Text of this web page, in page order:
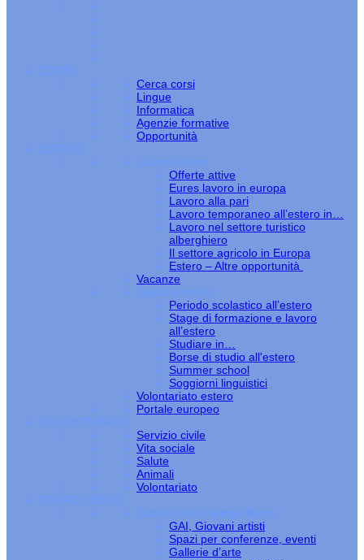
CORSI
Cerca corsi
Lingue
Informatica
Agenzie formative
Opportunità
ESTERO
Lavoro estero
Offerte attive
Eures lavoro in europa
Lavoro alla pari
Lavoro temporaneo all’estero in…
Lavoro nel settore turistico
alberghiero
Il settore agricolo in Europa
Estero – Altre opportunità
Vacanze
Studiare estero
Periodo scolastico all’estero
Stage di formazione e lavoro
all’estero
Studiare in…
Borse di studio all'estero
Summer school
Soggiorni linguistici
Volontariato estero
Portale europeo
VOLONTARIATO
Servizio civile
Vita sociale
Salute
Animali
Volontariato
TEMPO LIBERO
Cultura arte e tempo libero
GAI, Giovani artisti
Spazi per conferenze, eventi
Gallerie d’arte